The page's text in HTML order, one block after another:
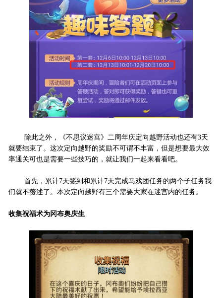
除此之外，《不思议迷宫》二周年庆定向越野活动也还有3天
就要结束了。这次定向越野的奖励不可谓不丰富，但是想要最大效
率通关可也是需要一些技巧的，就让我们一起来看看吧。
首先，累计7天签到和累计7天完成马戏团任务的两个子任务我
们就不赘述了。本次定向越野有三个需要大家在迷宫内的任务。
收集祝福术为冈布奥庆生